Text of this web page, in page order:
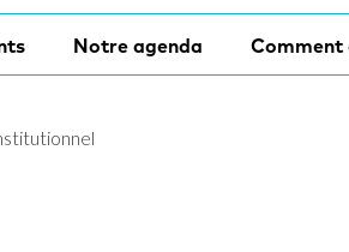
Notre agenda Comment